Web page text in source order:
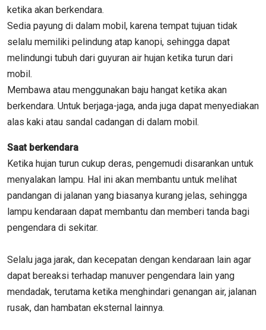
ketika akan berkendara.
Sedia payung di dalam mobil, karena tempat tujuan tidak
selalu memiliki pelindung atap kanopi, sehingga dapat
melindungi tubuh dari guyuran air hujan ketika turun dari
mobil.
Membawa atau menggunakan baju hangat ketika akan
berkendara. Untuk berjaga-jaga, anda juga dapat menyediakan
alas kaki atau sandal cadangan di dalam mobil.
Saat berkendara
Ketika hujan turun cukup deras, pengemudi disarankan untuk
menyalakan lampu. Hal ini akan membantu untuk melihat
pandangan di jalanan yang biasanya kurang jelas, sehingga
lampu kendaraan dapat membantu dan memberi tanda bagi
pengendara di sekitar.
Selalu jaga jarak, dan kecepatan dengan kendaraan lain agar
dapat bereaksi terhadap manuver pengendara lain yang
mendadak, terutama ketika menghindari genangan air, jalanan
rusak, dan hambatan eksternal lainnya.